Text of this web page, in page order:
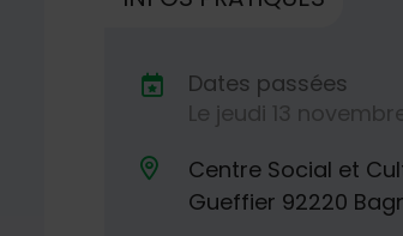
Dates de planification
Dates passées
Le jeudi 13
Lieu alternatif
Centre Social et
Gueffier 92220